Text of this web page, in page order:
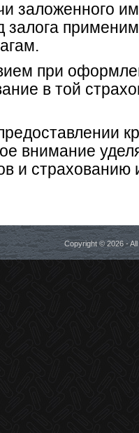
заложенного
залога
при
в той
внимание
и страхованию
Copyright © 2026 -